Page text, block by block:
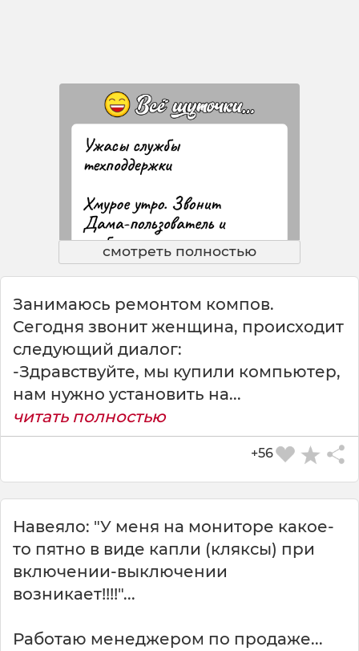
СКАЧАТЬ КАРТИНКУ
смотреть полностью
Занимаюсь ремонтом компов.
Сегодня звонит женщина, происходит
следующий диалог:
-Здравствуйте, мы купили компьютер,
нам нужно установить на...
читать полностью
+56
Навеяло: "У меня на мониторе какое-
то пятно в виде капли (кляксы) при
включении-выключении
возникает!!!!"...
Работаю менеджером по продаже...